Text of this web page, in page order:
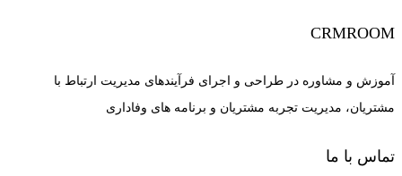
CRMROOM
آموزش و مشاوره در طراحی و اجرای فرآیندهای مدیریت ارتباط با
مشتریان، مدیریت تجربه مشتریان و برنامه های وفاداری
تماس با ما